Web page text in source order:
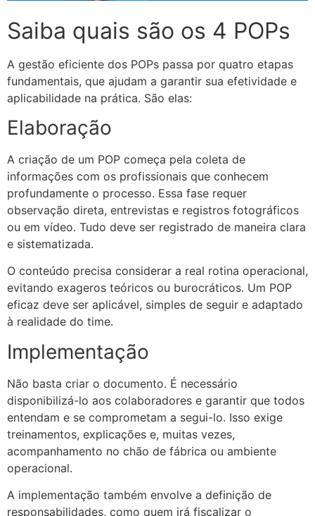
Saiba quais são os 4 POPs
A gestão eficiente dos POPs passa por quatro etapas
fundamentais, que ajudam a garantir sua efetividade e
aplicabilidade na prática. São elas:
Elaboração
A criação de um POP começa pela coleta de
informações com os profissionais que conhecem
profundamente o processo. Essa fase requer
observação direta, entrevistas e registros fotográficos
ou em vídeo. Tudo deve ser registrado de maneira clara
e sistematizada.
O conteúdo precisa considerar a real rotina operacional,
evitando exageros teóricos ou burocráticos. Um POP
eficaz deve ser aplicável, simples de seguir e adaptado
à realidade do time.
Implementação
Não basta criar o documento. É necessário
disponibilizá-lo aos colaboradores e garantir que todos
entendam e se comprometam a segui-lo. Isso exige
treinamentos, explicações e, muitas vezes,
acompanhamento no chão de fábrica ou ambiente
operacional.
A implementação também envolve a definição de
responsabilidades, como quem irá fiscalizar o